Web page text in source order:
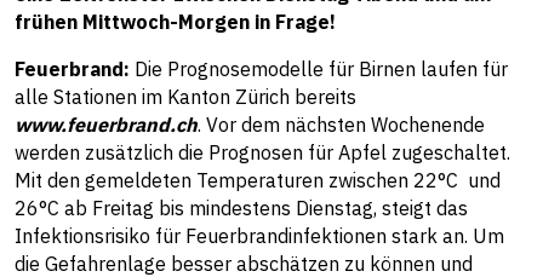
frühen Mittwoch-Morgen in Frage!
Feuerbrand: Die Prognosemodelle für Birnen laufen für
alle Stationen im Kanton Zürich bereits
www.feuerbrand.ch. Vor dem nächsten Wochenende
werden zusätzlich die Prognosen für Apfel zugeschaltet.
Mit den gemeldeten Temperaturen zwischen 22°C und
26°C ab Freitag bis mindestens Dienstag, steigt das
Infektionsrisiko für Feuerbrandinfektionen stark an. Um
die Gefahrenlage besser abschätzen zu können und